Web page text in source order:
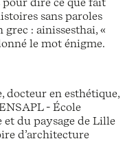
sans paroles
: ainissesthai, «
le mot énigme.
docteur en esthétique,
- École
du paysage de Lille
d’architecture